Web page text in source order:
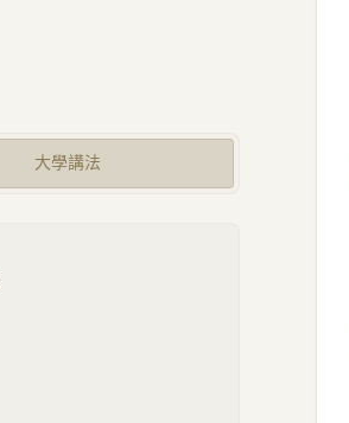
大學講法